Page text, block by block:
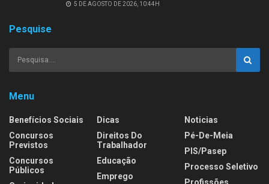
5 DE AGOSTO DE 2026, 10:44H
Pesquise
Menu
Benefícios Sociais
Concursos
Previstos
Concursos
Públicos
Dicas
Direitos Do
Trabalhador
Educação
Emprego
Noticias
Pé-De-Meia
PIS/Pasep
Processo Seletivo